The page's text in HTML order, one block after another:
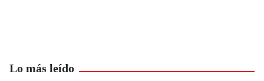
Lo más leído